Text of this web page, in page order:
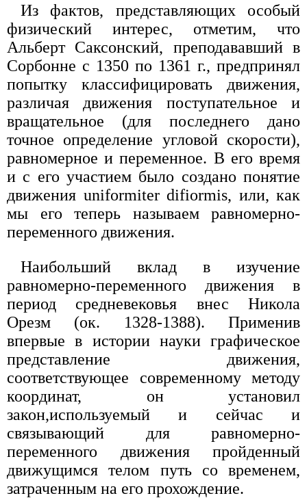
Из фактов, представляющих особый
физический интерес, отметим, что
Альберт Саксонский, преподававший в
Сорбонне с 1350 по 1361 г., предпринял
попытку классифицировать движения,
различая движения поступательное и
вращательное (для последнего дано
точное определение угловой скорости),
равномерное и переменное. В его время
и с его участием было создано понятие
движения uniformiter difiormis, или, как
мы его теперь называем равномерно-
переменного движения.
Наибольший вклад в изучение
равномерно-переменного движения в
период средневековья внес Никола
Орезм (ок. 1328-1388). Применив
впервые в истории науки графическое
представление движения,
соответствующее современному методу
координат, он установил
закон,используемый и сейчас и
связывающий для равномерно-
переменного движения пройденный
движущимся телом путь со временем,
затраченным на его прохождение.